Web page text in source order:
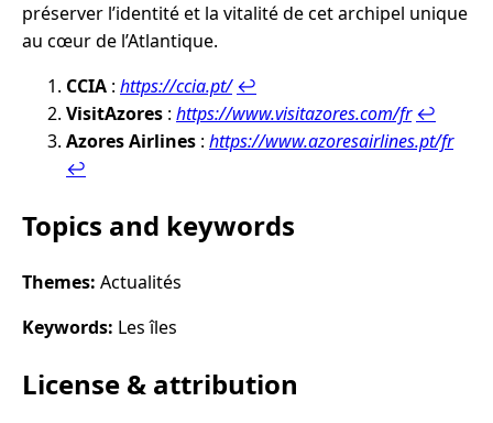
préserver l’identité et la vitalité de cet archipel unique
au cœur de l’Atlantique.
CCIA : https://ccia.pt/ ↩︎
VisitAzores : https://www.visitazores.com/fr ↩︎
Azores Airlines : https://www.azoresairlines.pt/fr
↩︎
Topics and keywords
Themes: Actualités
Keywords: Les îles
License & attribution